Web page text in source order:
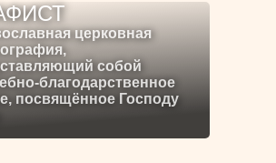
церковная
собой
благодарственное
посвящённое Господу